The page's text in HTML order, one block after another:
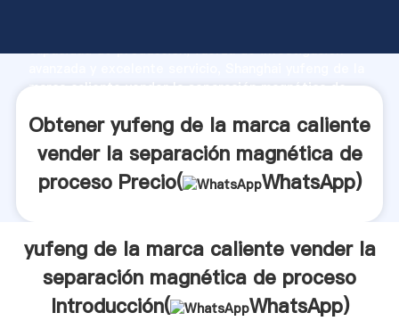
capacidad de producción, fuerza de investigación
marca caliente vender la separación magnética de
todos los clientes.
Obtener yufeng de la marca caliente
vender la separación magnética de
proceso Precio(
WhatsApp)
yufeng de la marca caliente vender la
separación magnética de proceso
Introducción(
WhatsApp)